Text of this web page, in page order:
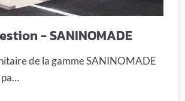
- SANINOMADE
de la gamme SANINOMADE
pa…